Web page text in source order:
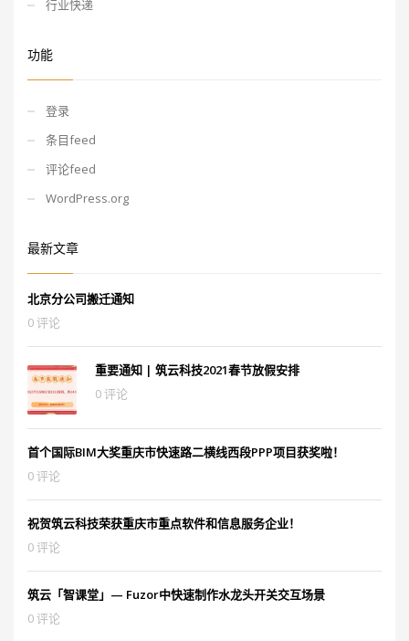
行业快递
功能
登录
条目feed
评论feed
WordPress.org
最新文章
北京分公司搬迁通知
0 评论
重要通知 | 筑云科技2021春节放假安排
0 评论
首个国际BIM大奖重庆市快速路二横线西段PPP项目获奖啦！
0 评论
祝贺筑云科技荣获重庆市重点软件和信息服务企业！
0 评论
筑云「智课堂」— Fuzor中快速制作水龙头开关交互场景
0 评论